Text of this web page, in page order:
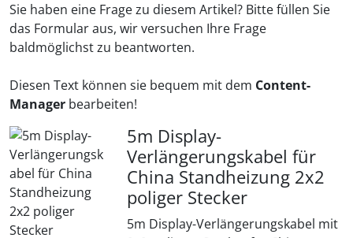
Sie haben eine Frage zu diesem Artikel? Bitte füllen Sie
das Formular aus, wir versuchen Ihre Frage
baldmöglichst zu beantworten.
Diesen Text können sie bequem mit dem Content-
Manager bearbeiten!
5m Display-
Verlängerungskabel für
China Standheizung 2x2
poliger Stecker
5m Display-Verlängerungskabel mit